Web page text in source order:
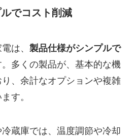
でコスト削減
は、 製品仕様がシンプルで
多くの製品が、基本的な機
、余計なオプションや複雑
す。
蔵庫では、温度調節や冷却